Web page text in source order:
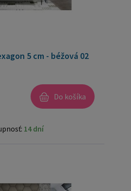
5 cm - béžová 02
Do košíka
14 dní